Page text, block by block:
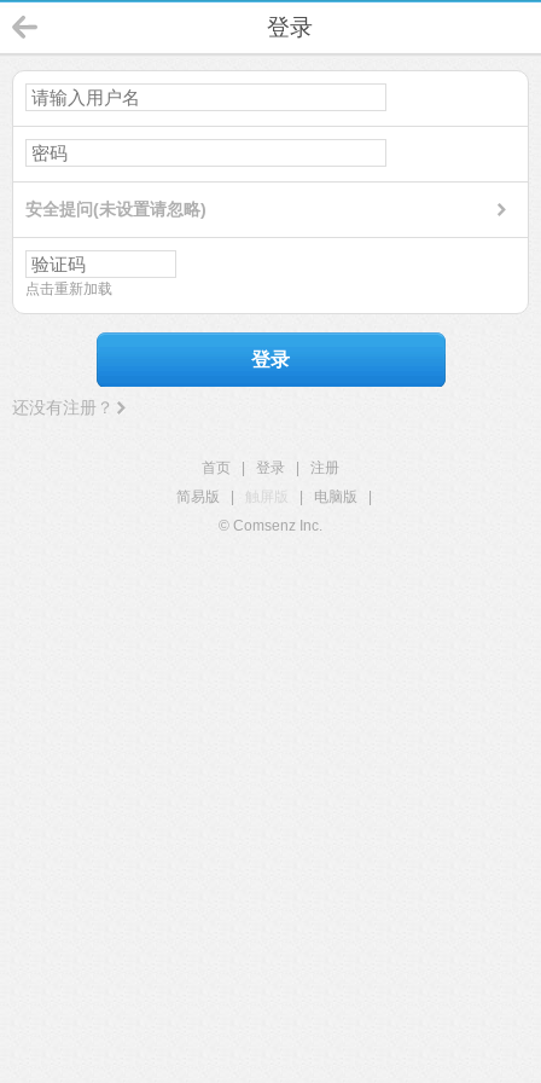
登录
安全提问(未设置请忽略)
点击重新加载
登录
还没有注册？
首页 登录
注册
简易版
触屏版 电脑版
© Comsenz Inc.